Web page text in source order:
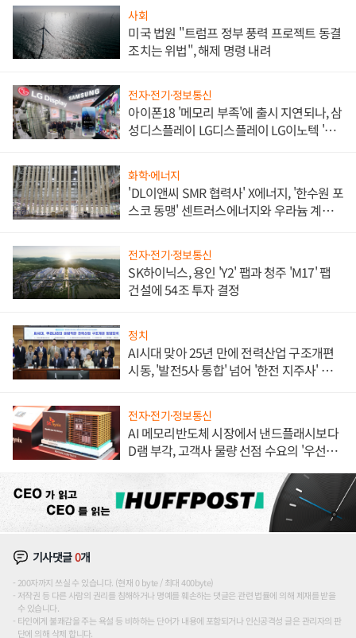
사회
미국 법원 "트럼프 정부 풍력 프로젝트 동결
조치는 위법", 해제 명령 내려
전자·전기·정보통신
아이폰18 '메모리 부족'에 출시 지연되나, 삼
성디스플레이 LG디스플레이 LG이노텍 '탈
화학·에너지
'DL이앤씨 SMR 협력사' X에너지, '한수원 포
스코 동맹' 센트러스에너지와 우라늄 계약
전자·전기·정보통신
SK하이닉스, 용인 'Y2' 팹과 청주 'M17' 팹
건설에 54조 투자 결정
정치
AI시대 맞아 25년 만에 전력산업 구조개편
시동, '발전5사 통합' 넘어 '한전 지주사' 재편
전자·전기·정보통신
AI 메모리반도체 시장에서 낸드플래시보다
D램 부각, 고객사 물량 선점 수요의 '우선순
기사댓글0개
200자까지 쓰실 수 있습니다. (현재 0 byte / 최대 400byte)
저작권 등 다른 사람의 권리를 침해하거나 명예를 훼손하는 댓글은 관련 법률에 의해 제재를 받을
수 있습니다.
타인에게 불쾌감을 주는 욕설 등 비하하는 단어가 내용에 포함되거나 인신공격성 글은 관리자의 판
단에 의해 삭제 합니다.